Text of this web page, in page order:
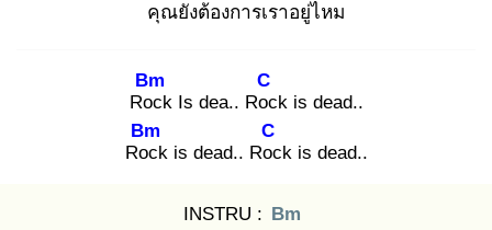
คุณยังต้องการเราอยู่ไหม
Roc
Bm
k Is dea.. Roc
C
k is dead..
Roc
Bm
k is dead.. Roc
C
k is dead..
INSTRU : Bm